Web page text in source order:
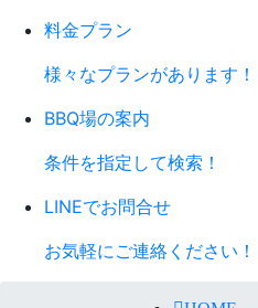
料金プラン
様々なプランがあります！
BBQ場の案内
条件を指定して検索！
LINEでお問合せ
お気軽にご連絡ください！